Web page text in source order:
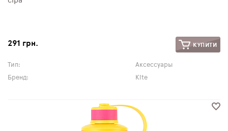
291 грн. КУПИТИ
Тип:
Аксессуары
Бренд:
Kite